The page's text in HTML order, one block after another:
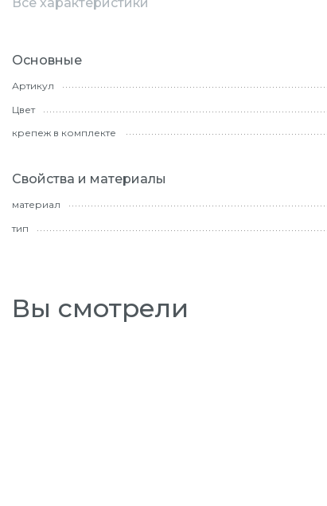
Основные
Артикул
Цвет
крепеж в комплекте
Свойства и материалы
материал
тип
Вы смотрели